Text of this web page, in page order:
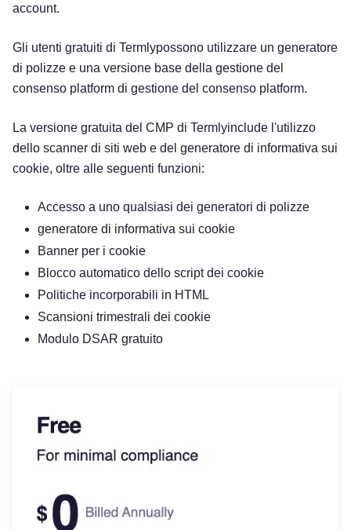
account.
Gli utenti gratuiti di Termlypossono utilizzare un generatore
di polizze e una versione base della gestione del
consenso platform di gestione del consenso platform.
La versione gratuita del CMP di Termlyinclude l'utilizzo
dello scanner di siti web e del generatore di informativa sui
cookie, oltre alle seguenti funzioni:
Accesso a uno qualsiasi dei generatori di polizze
generatore di informativa sui cookie
Banner per i cookie
Blocco automatico dello script dei cookie
Politiche incorporabili in HTML
Scansioni trimestrali dei cookie
Modulo DSAR gratuito